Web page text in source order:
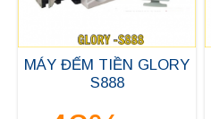
MÁY ĐẾM TIỀN GLORY
S888